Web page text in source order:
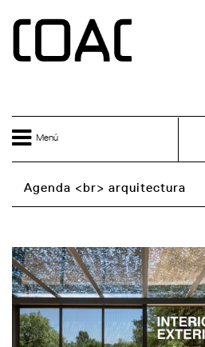
Menú
Agenda <br> arquitectura